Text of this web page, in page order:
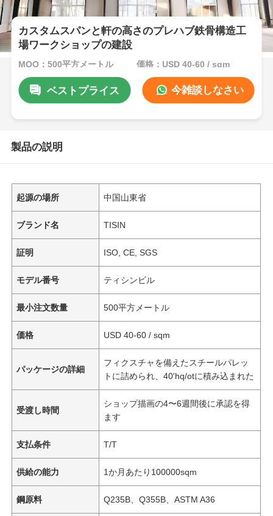
カスタムスパンと軒の高さのプレハブ鉄骨構造工
場ワークショップの建設
MOQ：500平方メートル 価格：USD 40-60 / sqm
ベストプライス 今雑談しなさい
製品の説明
起源の場所 中国山東省
ブランド名 TISIN
証明 ISO, CE, SGS
モデル番号 ティシンビル
最小注文数量 500平方メートル
価格 USD 40-60 / sqm
パッケージの詳細
フィクスチャを備えたスチールパレッ
トに詰められ、40'hq/otに積み込まれた
受渡し時間
ショップ描画の4〜6週間後に承認を得
ます
支払条件 T/T
供給の能力 1か月あたり100000sqm
鋼原料 Q235B、Q355B、ASTM A36